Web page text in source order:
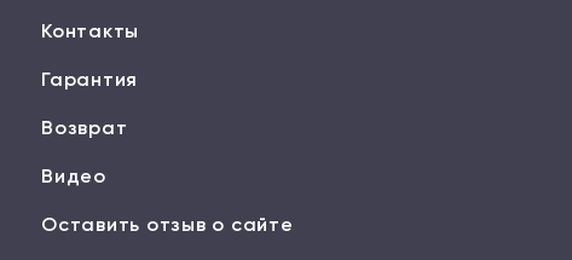
Контакты
Гарантия
Возврат
Видео
Оставить отзыв о сайте